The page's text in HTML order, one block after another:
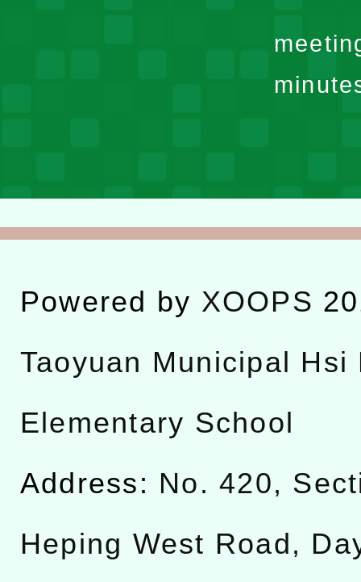
Powered by XOOPS
Taoyuan Municipal Hsi
Elementary School
Address: No. 420,
Heping West Road,